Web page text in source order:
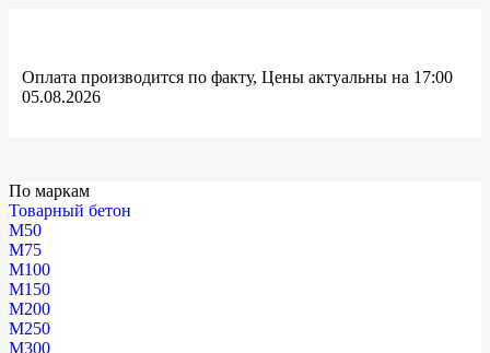
Оплата производится по факту, Цены актуальны на 17:00
05.08.2026
По маркам
Товарный бетон
М50
М75
М100
М150
М200
М250
М300